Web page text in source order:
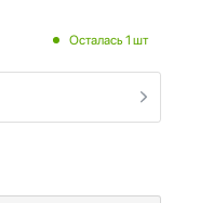
Осталась 1 шт